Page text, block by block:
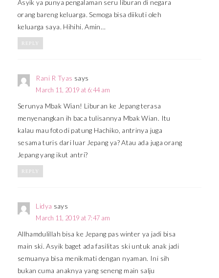
Asyik ya punya pengalaman seru liburan di negara
orang bareng keluarga. Semoga bisa diikuti oleh
keluarga saya. Hihihi. Amin…
REPLY
Rani R Tyas says
March 11, 2019 at 6:44 am
Serunya Mbak Wian! Liburan ke Jepang terasa
menyenangkan ih baca tulisannya Mbak Wian. Itu
kalau mau foto di patung Hachiko, antrinya juga
sesama turis dari luar Jepang ya? Atau ada juga orang
Jepang yang ikut antri?
REPLY
Lidya says
March 11, 2019 at 7:47 am
Allhamdulillah bisa ke Jepang pas winter ya jadi bisa
main ski. Asyik baget ada fasilitas ski untuk anak jadi
semuanya bisa menikmati dengan nyaman. Ini sih
bukan cuma anaknya yang seneng main salju